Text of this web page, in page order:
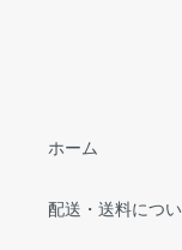
ホーム
配送・送料につ